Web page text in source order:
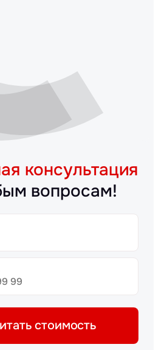
консультация
вопросам!
стоимость